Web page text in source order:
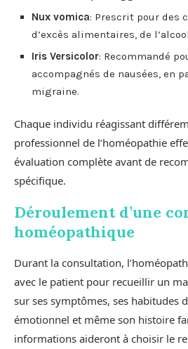
Nux vomica: Prescrit pour des
d’excès alimentaires, de
Iris Versicolor: Recommandé
accompagnés de nausées, en
migraine.
Chaque individu réagissant
professionnel de l’homéopathie
évaluation complète avant de
spécifique.
Déroulement d’une
homéopathique
Durant la consultation,
avec le patient pour recueillir un
sur ses symptômes, ses habitudes
émotionnel et même son histoire
informations aideront à choisir le